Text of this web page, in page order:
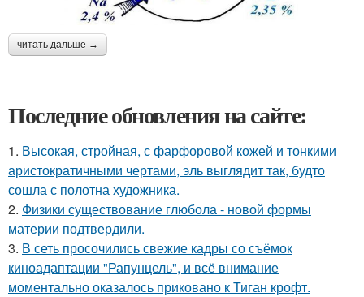
читать дальше →
Последние обновления на сайте:
1. Высокая, стройная, с фарфоровой кожей и тонкими
аристократичными чертами, эль выглядит так, будто
сошла с полотна художника.
2. Физики существование глюбола - новой формы
материи подтвердили.
3. В сеть просочились свежие кадры со съёмок
киноадаптации "Рапунцель", и всё внимание
моментально оказалось приковано к Тиган крофт.